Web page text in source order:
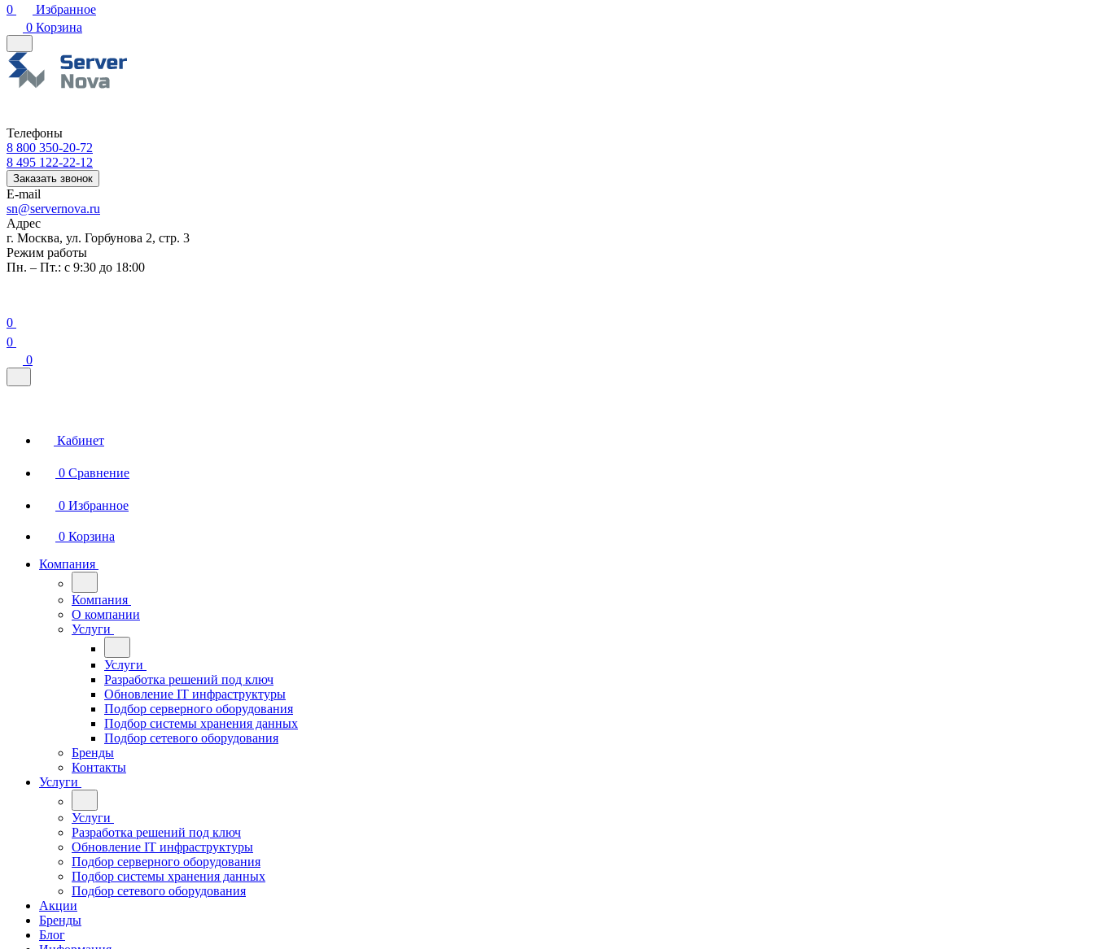
0
Избранное
0 Корзина
Телефоны
8 800 350-20-72
8 495 122-22-12
Заказать звонок
E-mail
sn@servernova.ru
Адрес
г. Москва, ул. Горбунова 2, стр. 3
Режим работы
Пн. – Пт.: с 9:30 до 18:00
0
0
0
Кабинет
0 Сравнение
0 Избранное
0 Корзина
Компания
Компания
О компании
Услуги
Услуги
Разработка решений под ключ
Обновление IT инфраструктуры
Подбор серверного оборудования
Подбор системы хранения данных
Подбор сетевого оборудования
Бренды
Контакты
Услуги
Услуги
Разработка решений под ключ
Обновление IT инфраструктуры
Подбор серверного оборудования
Подбор системы хранения данных
Подбор сетевого оборудования
Акции
Бренды
Блог